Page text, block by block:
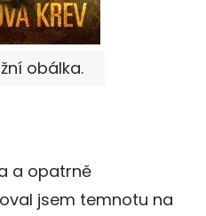
obálka.
a opatrně
jsem temnotu na